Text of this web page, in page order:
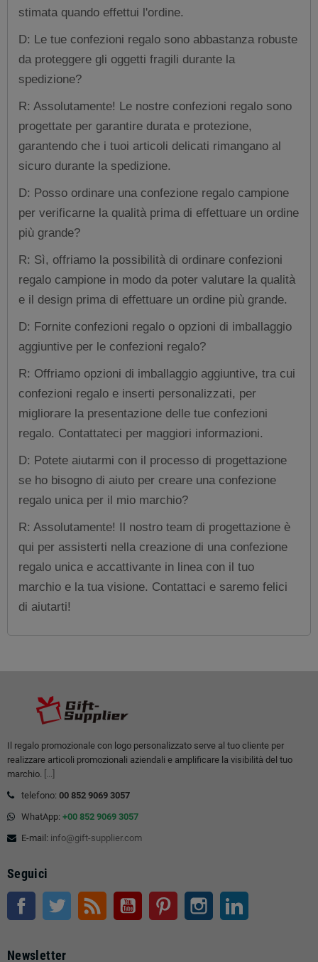
stimata quando effettui l'ordine.
D: Le tue confezioni regalo sono abbastanza robuste
da proteggere gli oggetti fragili durante la
spedizione?
R: Assolutamente! Le nostre confezioni regalo sono
progettate per garantire durata e protezione,
garantendo che i tuoi articoli delicati rimangano al
sicuro durante la spedizione.
D: Posso ordinare una confezione regalo campione
per verificarne la qualità prima di effettuare un ordine
più grande?
R: Sì, offriamo la possibilità di ordinare confezioni
regalo campione in modo da poter valutare la qualità
e il design prima di effettuare un ordine più grande.
D: Fornite confezioni regalo o opzioni di imballaggio
aggiuntive per le confezioni regalo?
R: Offriamo opzioni di imballaggio aggiuntive, tra cui
confezioni regalo e inserti personalizzati, per
migliorare la presentazione delle tue confezioni
regalo. Contattateci per maggiori informazioni.
D: Potete aiutarmi con il processo di progettazione
se ho bisogno di aiuto per creare una confezione
regalo unica per il mio marchio?
R: Assolutamente! Il nostro team di progettazione è
qui per assisterti nella creazione di una confezione
regalo unica e accattivante in linea con il tuo
marchio e la tua visione. Contattaci e saremo felici
di aiutarti!
Il regalo promozionale con logo personalizzato serve al tuo cliente per
realizzare articoli promozionali aziendali e amplificare la visibilità del tuo
marchio. [...]
telefono: 00 852 9069 3057
WhatApp: +00 852 9069 3057
E-mail: info@gift-supplier.com
Seguici
Facebook Twitter RSS Youtube Pinterest Instagram
Newsletter